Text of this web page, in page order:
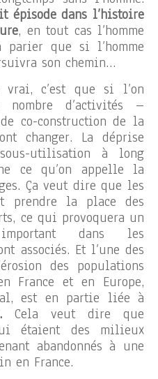
épisode dans l’histoire
, en tout cas l’homme
que si l’homme
son chemin…
c’est que si l’on
nombre d’activités –
co-construction de la
changer. La déprise
utilisation à long
ce qu’on appelle la
Ça veut dire que les
prendre la place des
ce qui provoquera un
dans les
associés. Et l’une des
des populations
France et en Europe,
est en partie liée à
Cela veut dire que
étaient des milieux
abandonnés à une
en France.